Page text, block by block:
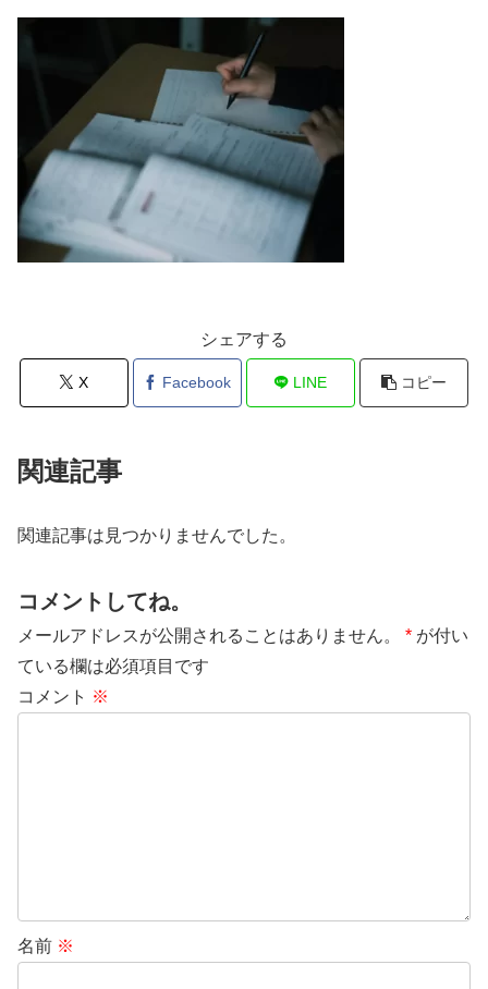
シェアする
X Facebook LINE コピー
関連記事
関連記事は見つかりませんでした。
コメントしてね。
メールアドレスが公開されることはありません。 * が付い
ている欄は必須項目です
コメント ※
名前 ※